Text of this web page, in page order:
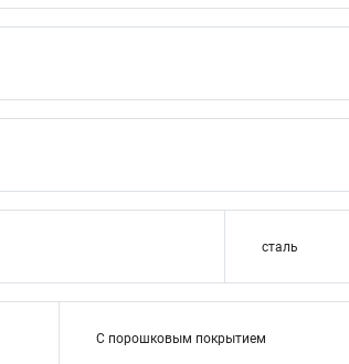
сталь
С порошковым покрытием